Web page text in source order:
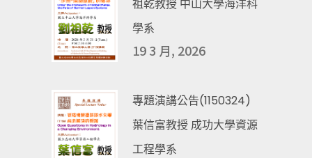
祖乾教授 中山大學海洋科
學系
19 3 月, 2026
專題演講公告(1150324)
葉信富教授 成功大學資源
工程學系